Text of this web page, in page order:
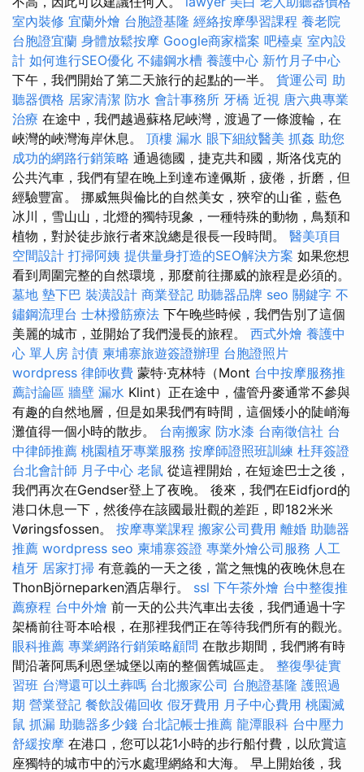
室內裝修 宜蘭外燴 台胞證基隆 經絡按摩學習課程 養老院
台胞證宜蘭 身體放鬆按摩 Google商家檔案 吧檯桌 室內設
計 如何進行SEO優化 不鏽鋼水槽 養護中心 新竹月子中心
下午，我們開始了第二天旅行的起點的一半。 貨運公司 助
聽器價格 居家清潔 防水 會計事務所 牙橋 近視 唐六典專業
治療 在途中，我們越過蘇格尼峽灣，渡過了一條渡輪，在
峽灣的峽灣海岸休息。 頂樓 漏水 眼下細紋醫美 抓姦 助您
成功的網路行銷策略 通過德國，捷克共和國，斯洛伐克的
公共汽車，我們有望在晚上到達布達佩斯，疲倦，折磨，但
經驗豐富。 挪威無與倫比的自然美女，狹窄的山雀，藍色
冰川，雪山山，北燈的獨特現象，一種特殊的動物，鳥類和
植物，對於徒步旅行者來說總是很長一段時間。 醫美項目
空間設計 打掃阿姨 提供量身打造的SEO解決方案 如果您想
看到周圍完整的自然環境，那麼前往挪威的旅程是必須的。
墓地 墊下巴 裝潢設計 商業登記 助聽器品牌 seo 關鍵字 不
鏽鋼流理台 士林撥筋療法 下午晚些時候，我們告別了這個
美麗的城市，並開始了我們漫長的旅程。 西式外燴 養護中
心 單人房 討債 柬埔寨旅遊簽證辦理 台胞證照片
wordpress 律師收費 蒙特·克林特（Mont 台中按摩服務推
薦討論區 牆壁 漏水 Klint）正在途中，儘管丹麥通常不參與
有趣的自然地層，但是如果我們有時間，這個矮小的陡峭海
灘值得一個小時的散步。 台南搬家 防水漆 台南徵信社 台
中律師推薦 桃園植牙專業服務 按摩師證照班訓練 杜拜簽證
台北會計師 月子中心 老鼠 從這裡開始，在短途巴士之後，
我們再次在Gendser登上了夜晚。 後來，我們在Eidfjord的
港口休息一下，然後停在該國最壯觀的差距，即182米米
Vøringsfossen。 按摩專業課程 搬家公司費用 離婚 助聽器
推薦 wordpress seo 柬埔寨簽證 專業外燴公司服務 人工
植牙 居家打掃 有意義的一天之後，當之無愧的夜晚休息在
ThonBjörneparken酒店舉行。 ssl 下午茶外燴 台中整復推
薦療程 台中外燴 前一天的公共汽車出去後，我們通過十字
架橋前往哥本哈根，在那裡我們正在等待我們所有的觀光。
眼科推薦 專業網路行銷策略顧問 在散步期間，我們將有時
間沿著阿馬利恩堡城堡以南的整個舊城區走。 整復學徒實
習班 台灣還可以土葬嗎 台北搬家公司 台胞證基隆 護照過
期 營業登記 餐飲設備回收 假牙費用 月子中心費用 桃園滅
鼠 抓漏 助聽器多少錢 台北記帳士推薦 龍潭眼科 台中壓力
舒緩按摩 在港口，您可以花1小時的步行船付費，以欣賞這
座獨特的城市中的污水處理網絡和大海。 早上開始後，我